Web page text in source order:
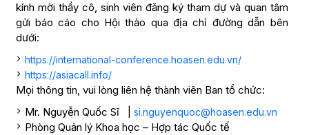
kính mời thầy cô, sinh viên đăng ký tham dự và quan tâm
gửi báo cáo cho Hội thảo qua địa chỉ đường dẫn bên
dưới:
https://international-conference.hoasen.edu.vn/
https://asiacall.info/
Mọi thông tin, vui lòng liên hệ thành viên Ban tổ chức:
Mr. Nguyễn Quốc Sĩ | si.nguyenquoc@hoasen.edu.vn
Phòng Quản lý Khoa học – Hợp tác Quốc tế